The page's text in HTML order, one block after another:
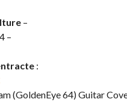
–
–
:
(GoldenEye 64) Guitar